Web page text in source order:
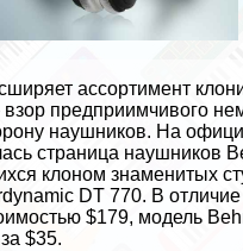
ассортимент
предприимчивого
наушников. На
страница наушников
клоном знаменитых
DT 770. В
$179, модель
$35.